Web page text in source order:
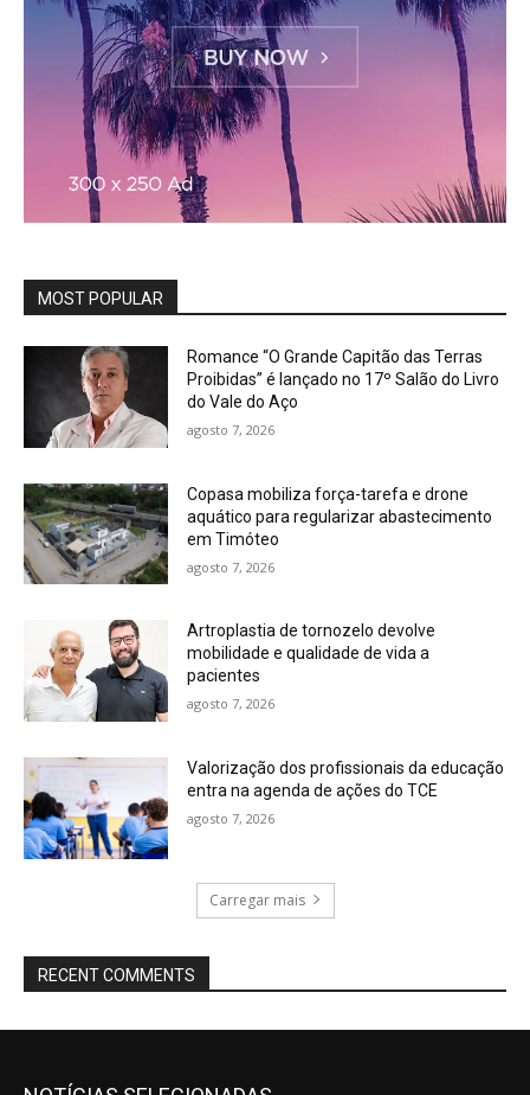
MOST POPULAR
Romance “O Grande Capitão das Terras
Proibidas” é lançado no 17º Salão do Livro
do Vale do Aço
agosto 7, 2026
Copasa mobiliza força-tarefa e drone
aquático para regularizar abastecimento
em Timóteo
agosto 7, 2026
Artroplastia de tornozelo devolve
mobilidade e qualidade de vida a
pacientes
agosto 7, 2026
Valorização dos profissionais da educação
entra na agenda de ações do TCE
agosto 7, 2026
Carregar mais
RECENT COMMENTS